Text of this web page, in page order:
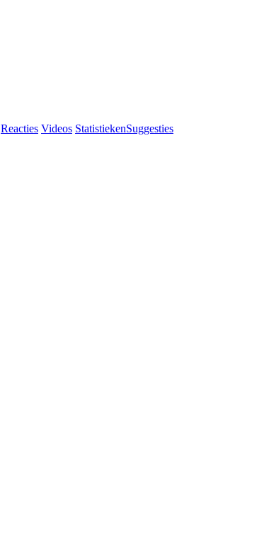
Reacties Videos StatistiekenSuggesties